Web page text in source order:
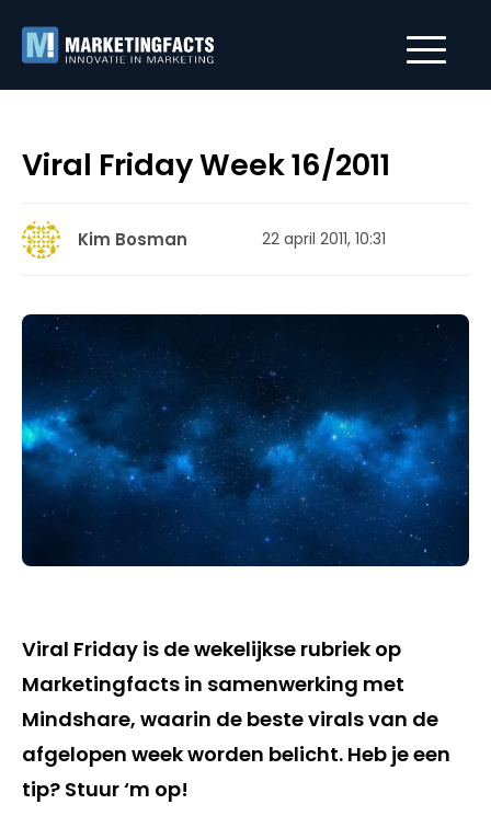
Viral Friday Week 16/2011
Kim Bosman 22 april 2011, 10:31
Viral Friday is de wekelijkse rubriek op
Marketingfacts in samenwerking met
Mindshare, waarin de beste virals van de
afgelopen week worden belicht. Heb je een
tip? Stuur ‘m op!